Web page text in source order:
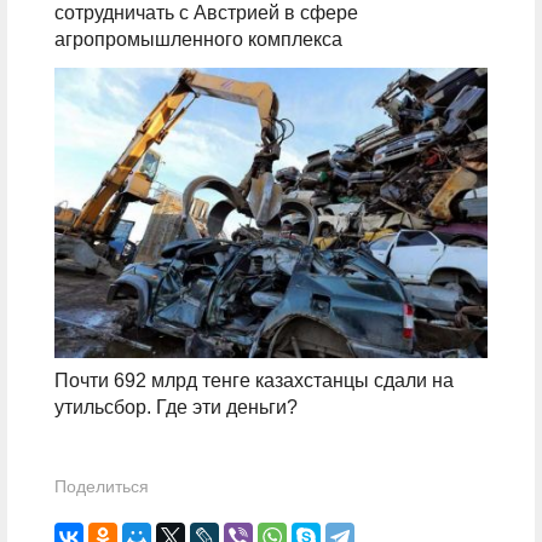
сотрудничать с Австрией в сфере
агропромышленного комплекса
Почти 692 млрд тенге казахстанцы сдали на
утильсбор. Где эти деньги?
Поделиться